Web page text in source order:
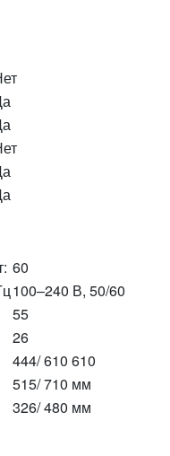
60
100–240 В, 50/60
55
26
444/ 610 610
515/ 710 мм
326/ 480 мм